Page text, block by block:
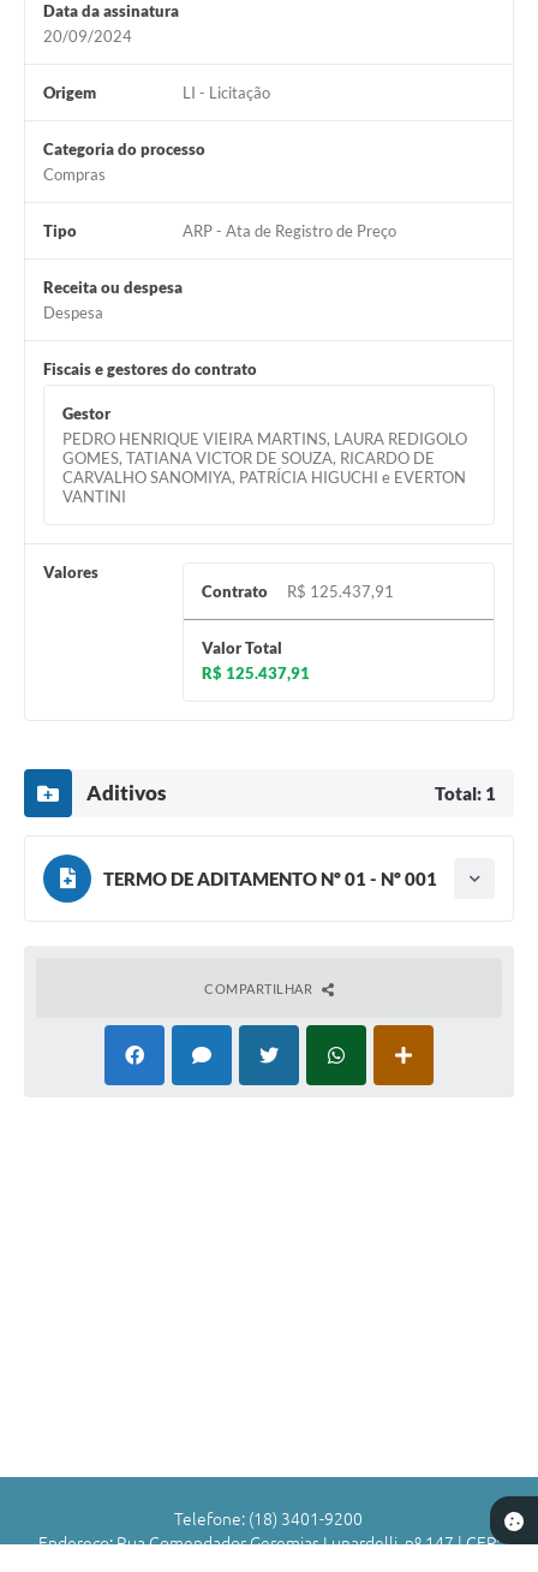
Serviços Online
Telefones Úteis
Agenda
SIC
Notícias
Data da assinatura
20/09/2024
Origem LI - Licitação
Categoria do processo
Compras
Tipo ARP - Ata de Registro de Preço
Receita ou despesa
Despesa
Fiscais e gestores do contrato
Gestor
PEDRO HENRIQUE VIEIRA MARTINS, LAURA REDIGOLO
GOMES, TATIANA VICTOR DE SOUZA, RICARDO DE
CARVALHO SANOMIYA, PATRÍCIA HIGUCHI e EVERTON
VANTINI
Valores
Contrato
R$ 125.437,91
Valor Total
R$ 125.437,91
Aditivos Total: 1
TERMO DE ADITAMENTO Nº 01 - Nº 001
Tipo do termo: Termo Aditivo
Observações: O prazo da validade da Ata de Registro de
Preço n.º 104/2024, fica prorrogado por mais 1 (um) ano, a
contar de 20 (vinte) de setembro de 2025, encerrando na
COMPARTILHAR
Telefone: (18) 3401-9200
Endereço: Rua Comendador Geremias Lunardelli, nº 147 | CEP: